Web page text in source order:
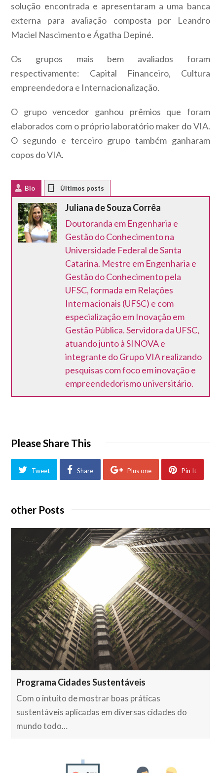
solução encontrada e apresentaram a uma banca
externa para avaliação composta por Leandro
Maciel Nascimento e Ágatha Depiné.
Os grupos mais bem avaliados foram
respectivamente: Capital Financeiro, Cultura
empreendedora e Internacionalização.
O grupo vencedor ganhou prêmios que foram
elaborados com o próprio laboratório maker do VIA.
O segundo e terceiro grupo também ganharam
copos do VIA.
Bio
Juliana de Souza Corrêa
Doutoranda em Engenharia e
Gestão do Conhecimento na
Universidade Federal de Santa
Catarina. Mestre em Engenharia e
Gestão do Conhecimento pela
UFSC, formada em Relações
Internacionais (UFSC) e com
especialização em Inovação em
Gestão Pública. Servidora da UFSC,
atuando junto à SINOVA e
integrante do Grupo VIA realizando
pesquisas com foco em inovação e
empreendedorismo universitário.
Please Share This
Tweet Share Plus one Pin It
other Posts
Programa Cidades Sustentáveis
Com o intuito de mostrar boas práticas
sustentáveis aplicadas em diversas cidades do
mundo todo…